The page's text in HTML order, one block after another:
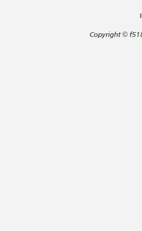
Copyright©